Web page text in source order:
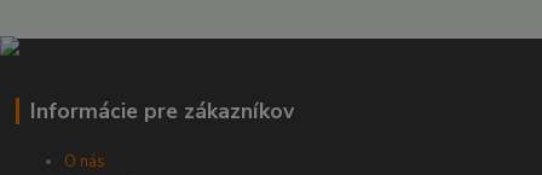
Informácie pre zákazníkov
O nás